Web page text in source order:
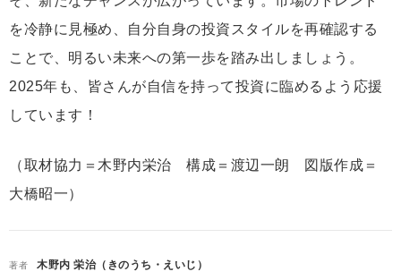
を冷静に見極め、自分自身の投資スタイルを再確認する
ことで、明るい未来への第一歩を踏み出しましょう。
2025年も、皆さんが自信を持って投資に臨めるよう応援
しています！
（取材協力＝木野内栄治 構成＝渡辺一朗 図版作成＝
大橋昭一）
著者 木野内 栄治（きのうち・えいじ）